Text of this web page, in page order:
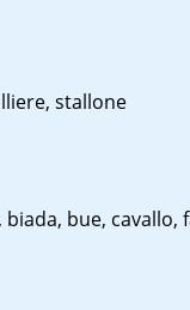
stallone
biada, bue, cavallo,